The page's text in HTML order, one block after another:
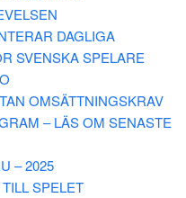
DAGLIGA
SVENSKA SPELARE
OMSÄTTNINGSKRAV
– LÄS OM SENASTE
– 2025
SPELET